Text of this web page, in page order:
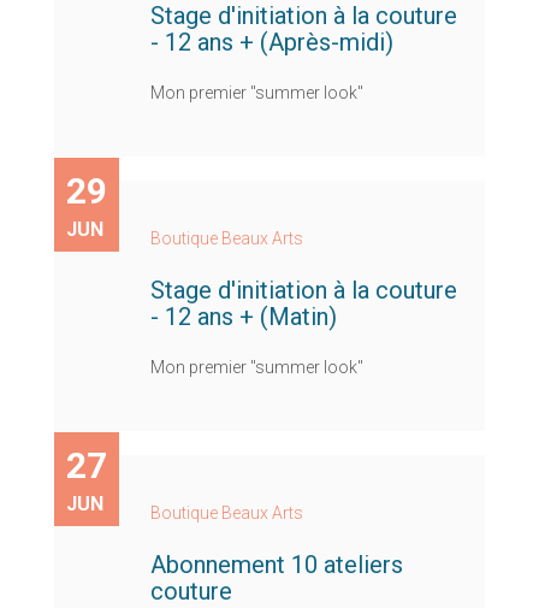
Stage d'initiation à la couture
- 12 ans + (Après-midi)
Mon premier "summer look"
29
JUN Boutique Beaux Arts
Stage d'initiation à la couture
- 12 ans + (Matin)
Mon premier "summer look"
27
JUN Boutique Beaux Arts
Abonnement 10 ateliers
couture